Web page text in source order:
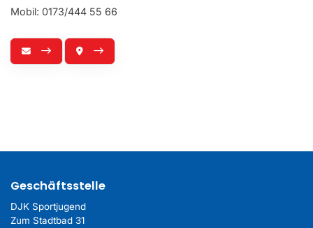
Mobil: 0173/444 55 66
Geschäftsstelle
DJK Sportjugend
Zum Stadtbad 31